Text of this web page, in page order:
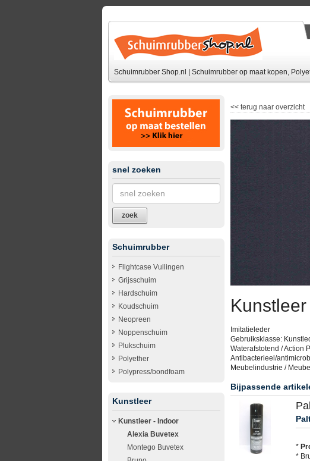
Schuimrubber Shop.nl | Schuimrubber op maat kopen,
snel zoeken
zoek
Schuimrubber
Flightcase Vullingen
Grijsschuim
Hardschuim
Koudschuim
Neopreen
Noppenschuim
Plukschuim
Polyether
Polypress/bondfoam
Kunstleer
Kunstleer - Indoor
Alexia Buvetex
Montego Buvetex
<< terug naar overzicht
Imitatieleder
Gebruiksklasse:
Waterafstotend / Action
Antibacterieel/
Meubelindustrie /
Bijpassende
*
*